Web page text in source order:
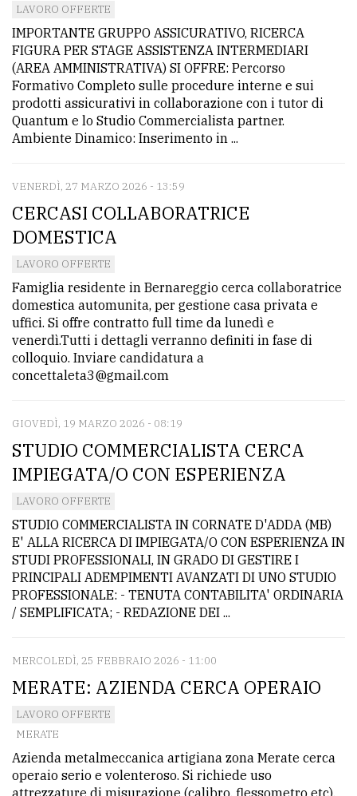
LAVORO OFFERTE
IMPORTANTE GRUPPO ASSICURATIVO, RICERCA
FIGURA PER STAGE ASSISTENZA INTERMEDIARI
(AREA AMMINISTRATIVA) SI OFFRE: Percorso
Formativo Completo sulle procedure interne e sui
prodotti assicurativi in collaborazione con i tutor di
Quantum e lo Studio Commercialista partner.
Ambiente Dinamico: Inserimento in ...
VENERDÌ, 27 MARZO 2026 - 13:59
CERCASI COLLABORATRICE
DOMESTICA
LAVORO OFFERTE
Famiglia residente in Bernareggio cerca collaboratrice
domestica automunita, per gestione casa privata e
uffici. Si offre contratto full time da lunedì e
venerdì.Tutti i dettagli verranno definiti in fase di
colloquio. Inviare candidatura a
concettaleta3@gmail.com
GIOVEDÌ, 19 MARZO 2026 - 08:19
STUDIO COMMERCIALISTA CERCA
IMPIEGATA/O CON ESPERIENZA
LAVORO OFFERTE
STUDIO COMMERCIALISTA IN CORNATE D'ADDA (MB)
E' ALLA RICERCA DI IMPIEGATA/O CON ESPERIENZA IN
STUDI PROFESSIONALI, IN GRADO DI GESTIRE I
PRINCIPALI ADEMPIMENTI AVANZATI DI UNO STUDIO
PROFESSIONALE: - TENUTA CONTABILITA' ORDINARIA
/ SEMPLIFICATA; - REDAZIONE DEI ...
MERCOLEDÌ, 25 FEBBRAIO 2026 - 11:00
MERATE: AZIENDA CERCA OPERAIO
LAVORO OFFERTE
MERATE
Azienda metalmeccanica artigiana zona Merate cerca
operaio serio e volenteroso. Si richiede uso
attrezzature di misurazione (calibro, flessometro etc),